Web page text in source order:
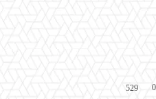
0
529